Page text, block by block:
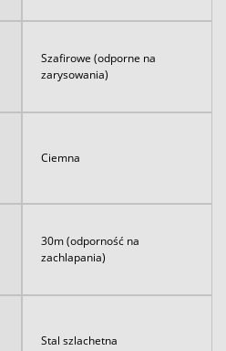
Szafirowe (odporne na
zarysowania)
Ciemna
30m (odporność na
zachlapania)
Stal szlachetna